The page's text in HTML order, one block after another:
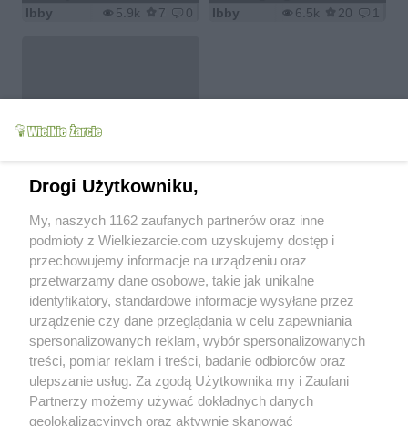
5.9k 7 0
Ibby 6.5k 20 1
Ibby
Policzki wołowe w
sosie cebulowo-
8.5k 11 5
Ibby
Parę słów o sobie
Po prostu uwielbiam degustować i gotować :)
Od kiedy z nami:
2015-05-17
Status:
aktywny (offline)
Wypowiedzi na forum:
0
Wystawione komentarze:
2
Drogi Użytkowniku,
My, naszych 1162 zaufanych partnerów oraz inne
podmioty z Wielkiezarcie.com uzyskujemy dostęp i
przechowujemy informacje na urządzeniu oraz
przetwarzamy dane osobowe, takie jak unikalne
identyfikatory, standardowe informacje wysyłane przez
urządzenie czy dane przeglądania w celu zapewniania
spersonalizowanych reklam, wybór spersonalizowanych
treści, pomiar reklam i treści, badanie odbiorców oraz
ulepszanie usług. Za zgodą Użytkownika my i Zaufani
Partnerzy możemy używać dokładnych danych
geolokalizacyjnych oraz aktywnie skanować